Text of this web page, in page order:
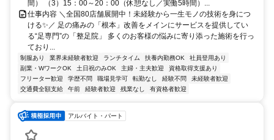
間） （3）15：00～20：00（休憩なし／実働5時間）...
仕事内容 ＼全国80店舗展開中！未経験から一生モノの技術を身につ
ける✨／ 足の痛みの「根本」改善をメインにサービスを提供してい
る“足専門”の「整足院」 多くのお客様の悩みに寄り添った施術を行っ
ており...
制服あり 業界未経験者歓迎 ランチタイム 扶養内勤務OK
社員登用あり
副業・WワークOK
土日祝のみOK 主婦・主夫歓迎
資格取得支援あり
フリーター歓迎
学歴不問 職場見学可 転勤なし 経験不問
未経験者歓迎
交通費全額支給
午前 経験者歓迎 残業なし 有資格者歓迎
アルバイト・パート